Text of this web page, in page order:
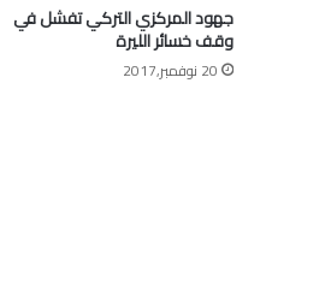
جهود المركزي التركي تفشل في
وقف خسائر الليرة
20 نوفمبر,2017